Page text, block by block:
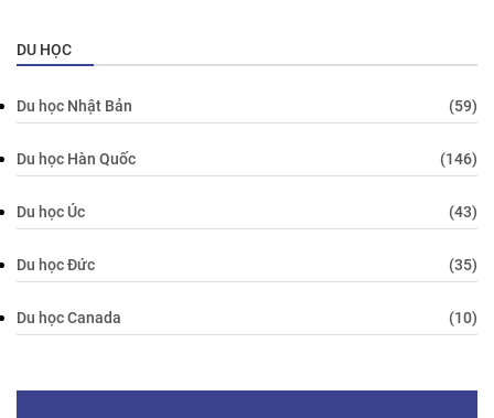
DU HỌC
Du học Nhật Bản (59)
Du học Hàn Quốc (146)
Du học Úc (43)
Du học Đức (35)
Du học Canada (10)